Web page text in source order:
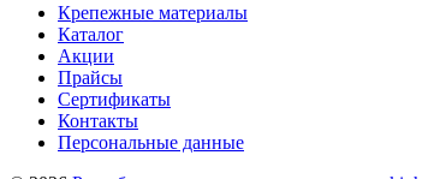
Крепежные материалы
Каталог
Акции
Прайсы
Сертификаты
Контакты
Персональные данные